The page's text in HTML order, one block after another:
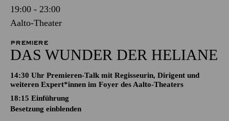
19:00 - 23:00
Aalto-Theater
PREMIERE
DAS WUNDER DER HELIANE
14:30 Uhr Premieren-Talk mit Regisseurin, Dirigent und
weiteren Expert*innen im Foyer des Aalto-Theaters
18:15 Einführung
Besetzung einblenden